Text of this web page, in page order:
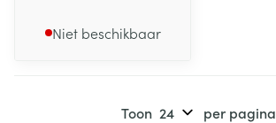
Niet beschikbaar
Toon per pagina